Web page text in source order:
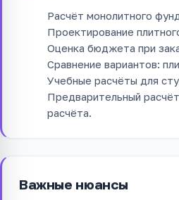
Расчёт монолитного
Проектирование
Оценка бюджета при
Сравнение вариантов:
Учебные расчёты для
Предварительный
расчёта.
Важные нюансы